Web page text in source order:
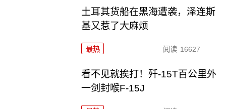
土耳其货船在黑海遭袭，泽连斯
基又惹了大麻烦
最热 阅读 16627
看不见就挨打！歼-15T百公里外
一剑封喉F-15J